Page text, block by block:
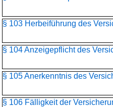
§ 103 Herbeiführung des
§ 104 Anzeigepflicht des
§ 105 Anerkenntnis des
§ 106 Fälligkeit der